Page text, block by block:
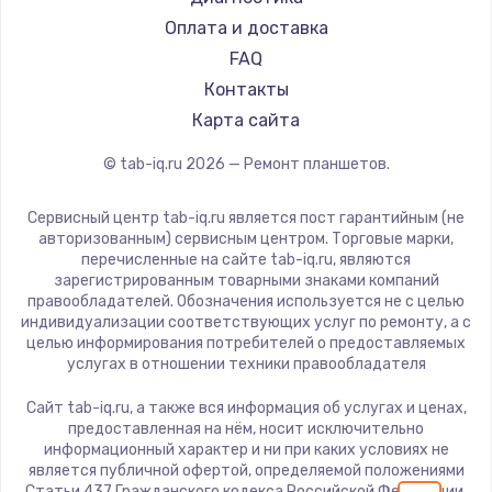
Заказать
Замена шим-контроллера
3900 руб.
Заказать
1040 руб.
Заказать
Ремонт петель крышки
1195 руб.
Замена динамиков
1350 руб.
Dell
HP
Getac
ZTE
CHUWI
Оплата и доставка
FAQ
Контакты
Карта сайта
© tab-iq.ru 2026 — Ремонт планшетов.
Сервисный центр tab-iq.ru является пост гарантийным (не
авторизованным) сервисным центром. Торговые марки,
перечисленные на сайте tab-iq.ru, являются
зарегистрированным товарными знаками компаний
правообладателей. Обозначения используется не с целью
индивидуализации соответствующих услуг по ремонту, а с
целью информирования потребителей о предоставляемых
услугах в отношении техники правообладателя
Сайт tab-iq.ru, а также вся информация об услугах и ценах,
предоставленная на нём, носит исключительно
информационный характер и ни при каких условиях не
является публичной офертой, определяемой положениями